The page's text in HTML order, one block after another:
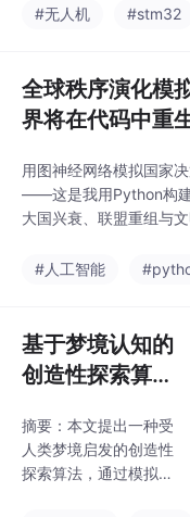
长度、最大长度和平均
#无人机 #stm32
全球秩序演化模
界将在代码中重
用图神经网络模拟国家
——这是我用Python构建
大国兴衰、联盟重组与文
#人工智能
基于梦境认知的
创造性探索算
发到C++实现
摘要：本文提出一种受
人类梦境启发的创造性
探索算法，通过模拟快